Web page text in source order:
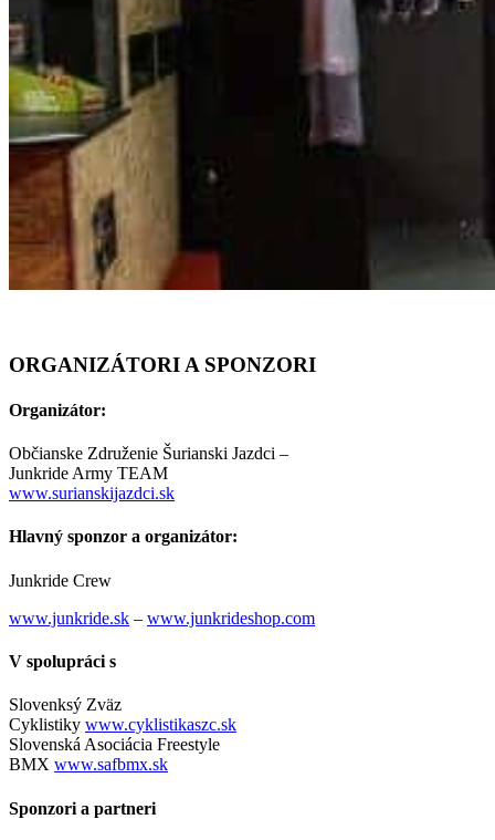
ORGANIZÁTORI A SPONZORI
Organizátor:
Občianske Združenie Šurianski Jazdci –
Junkride Army TEAM
www.surianskijazdci.sk
Hlavný sponzor a organizátor:
Junkride Crew
www.junkride.sk – www.junkrideshop.com
V spolupráci s
Slovenksý Zväz
Cyklistiky www.cyklistikaszc.sk
Slovenská Asociácia Freestyle
BMX www.safbmx.sk
Sponzori a partneri